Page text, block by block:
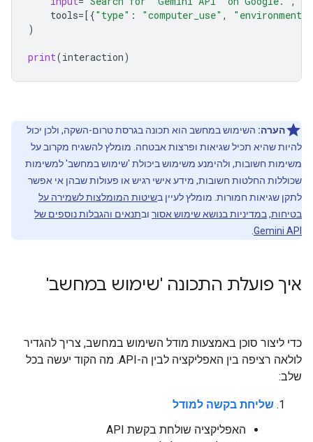
tools=[{"type" : "computer_use" , "environment"
)
print(interaction)
הערה: השימוש במחשב הוא תכונה בגרסת טרום-השקה, ולכן יכול
להיות שהיא תכיל שגיאות ופרצות אבטחה. מומלץ להשגיח מקרוב על
משימות חשובות, ולהימנע משימוש ביכולת 'שימוש במחשב' למשימות
שכוללות החלטות חשובות, מידע אישי רגיש או פעולות שבהן אי אפשר
לתקן שגיאות חמורות. מומלץ לעיין בשיטות המומלצות לשמירה על
בטיחות,במדיניות בנושא שימוש אסור ובתנאים והגבלות נוספים של
Gemini API
איך פועלת התכונה 'שימוש במחשב'
כדי ליצור סוכן באמצעות מודל השימוש במחשב, צריך להגדיר
לולאה רציפה בין האפליקציה לבין ה-API. מה הקוד יעשה בכל
שלב:
שליחת בקשה למודל
האפליקציה שולחת בקשת API